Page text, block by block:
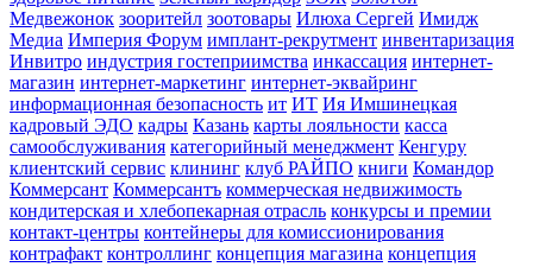
Медвежонок зооритейл зоотовары Илюха Сергей Имидж
Медиа Империя Форум имплант-рекрутмент инвентаризация
Инвитро индустрия гостеприимства инкассация интернет-
магазин интернет-маркетинг интернет-эквайринг
информационная безопасность ит ИТ Ия Имшинецкая
кадровый ЭДО кадры Казань карты лояльности касса
самообслуживания категорийный менеджмент Кенгуру
клиентский сервис клининг клуб РАЙПО книги Командор
Коммерсант Коммерсантъ коммерческая недвижимость
кондитерская и хлебопекарная отрасль конкурсы и премии
контакт-центры контейнеры для комиссионирования
контрафакт контроллинг концепция магазина концепция